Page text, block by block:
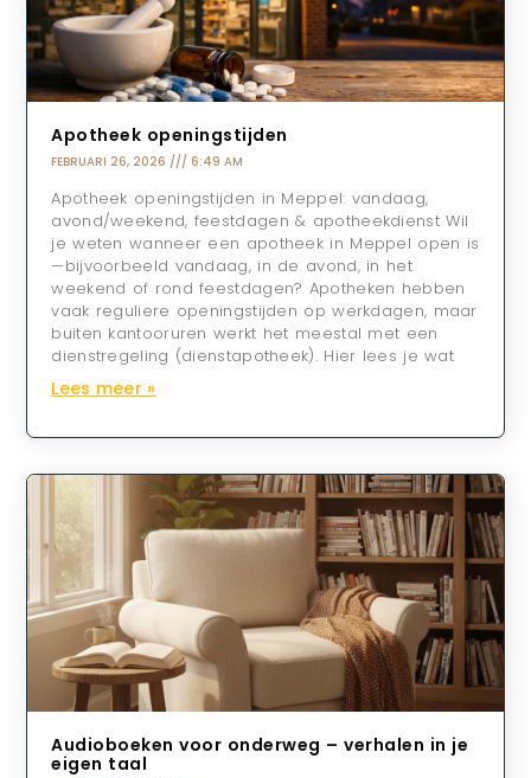
Apotheek openingstijden
FEBRUARI 26, 2026 6:49 AM
Apotheek openingstijden in Meppel: vandaag,
avond/weekend, feestdagen & apotheekdienst Wil
je weten wanneer een apotheek in Meppel open is
—bijvoorbeeld vandaag, in de avond, in het
weekend of rond feestdagen? Apotheken hebben
vaak reguliere openingstijden op werkdagen, maar
buiten kantooruren werkt het meestal met een
dienstregeling (dienstapotheek). Hier lees je wat
Lees meer »
Audioboeken voor onderweg – verhalen in je
eigen taal